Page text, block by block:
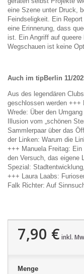
eine Szene unter Druck,
Feindseligkeit. Ein
eine Erinnerung, dass
ist. Ein Angriff auf
Wegschauen ist keine
Auch im tipBerlin 11/
Aus des legendären
geschlossen werden +++
Wrede: Über den
Illusion vom „schönen
Sammlerpaar über das
der Linken: Warum die
+++ Manuela Freitag:
den Versuch, das eigene
Spezial:
+++ Laura Laabs:
Falk Richter: Auf
7,90 € inkl.
Menge